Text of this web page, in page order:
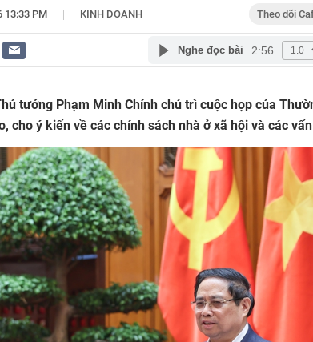
13:33 PM | KINH DOANH Theo dõi
Nghe đọc bài 2:56
tướng Phạm Minh Chính chủ trì cuộc họp của
cho ý kiến về các chính sách nhà ở xã hội và các